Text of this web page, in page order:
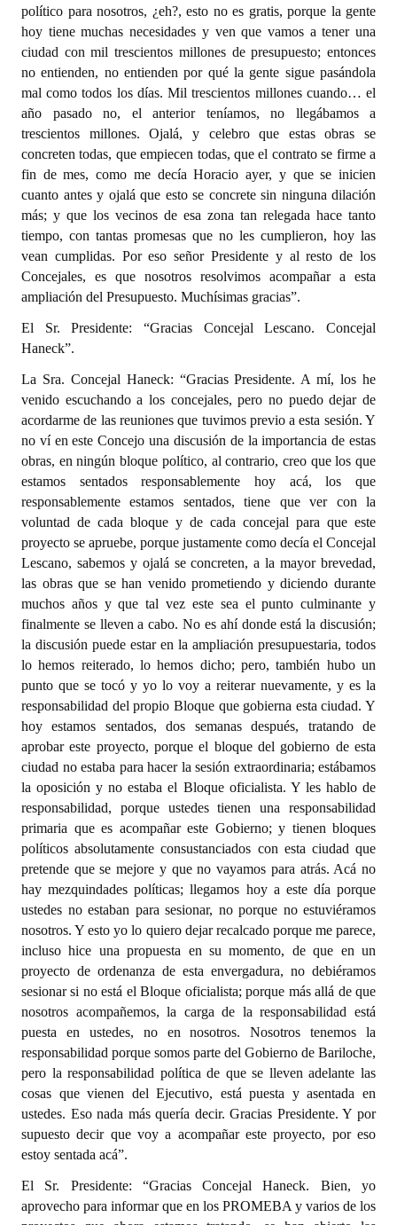
político para nosotros, ¿eh?, esto no es gratis, porque la gente
hoy tiene muchas necesidades y ven que vamos a tener una
ciudad con mil trescientos millones de presupuesto; entonces
no entienden, no entienden por qué la gente sigue pasándola
mal como todos los días. Mil trescientos millones cuando… el
año pasado no, el anterior teníamos, no llegábamos a
trescientos millones. Ojalá, y celebro que estas obras se
concreten todas, que empiecen todas, que el contrato se firme a
fin de mes, como me decía Horacio ayer, y que se inicien
cuanto antes y ojalá que esto se concrete sin ninguna dilación
más; y que los vecinos de esa zona tan relegada hace tanto
tiempo, con tantas promesas que no les cumplieron, hoy las
vean cumplidas. Por eso señor Presidente y al resto de los
Concejales, es que nosotros resolvimos acompañar a esta
ampliación del Presupuesto. Muchísimas gracias”.
El Sr. Presidente: “Gracias Concejal Lescano. Concejal
Haneck”.
La Sra. Concejal Haneck: “Gracias Presidente. A mí, los he
venido escuchando a los concejales, pero no puedo dejar de
acordarme de las reuniones que tuvimos previo a esta sesión. Y
no ví en este Concejo una discusión de la importancia de estas
obras, en ningún bloque político, al contrario, creo que los que
estamos sentados responsablemente hoy acá, los que
responsablemente estamos sentados, tiene que ver con la
voluntad de cada bloque y de cada concejal para que este
proyecto se apruebe, porque justamente como decía el Concejal
Lescano, sabemos y ojalá se concreten, a la mayor brevedad,
las obras que se han venido prometiendo y diciendo durante
muchos años y que tal vez este sea el punto culminante y
finalmente se lleven a cabo. No es ahí donde está la discusión;
la discusión puede estar en la ampliación presupuestaria, todos
lo hemos reiterado, lo hemos dicho; pero, también hubo un
punto que se tocó y yo lo voy a reiterar nuevamente, y es la
responsabilidad del propio Bloque que gobierna esta ciudad. Y
hoy estamos sentados, dos semanas después, tratando de
aprobar este proyecto, porque el bloque del gobierno de esta
ciudad no estaba para hacer la sesión extraordinaria; estábamos
la oposición y no estaba el Bloque oficialista. Y les hablo de
responsabilidad, porque ustedes tienen una responsabilidad
primaria que es acompañar este Gobierno; y tienen bloques
políticos absolutamente consustanciados con esta ciudad que
pretende que se mejore y que no vayamos para atrás. Acá no
hay mezquindades políticas; llegamos hoy a este día porque
ustedes no estaban para sesionar, no porque no estuviéramos
nosotros. Y esto yo lo quiero dejar recalcado porque me parece,
incluso hice una propuesta en su momento, de que en un
proyecto de ordenanza de esta envergadura, no debiéramos
sesionar si no está el Bloque oficialista; porque más allá de que
nosotros acompañemos, la carga de la responsabilidad está
puesta en ustedes, no en nosotros. Nosotros tenemos la
responsabilidad porque somos parte del Gobierno de Bariloche,
pero la responsabilidad política de que se lleven adelante las
cosas que vienen del Ejecutivo, está puesta y asentada en
ustedes. Eso nada más quería decir. Gracias Presidente. Y por
supuesto decir que voy a acompañar este proyecto, por eso
estoy sentada acá”.
El Sr. Presidente: “Gracias Concejal Haneck. Bien, yo
aprovecho para informar que en los PROMEBA y varios de los